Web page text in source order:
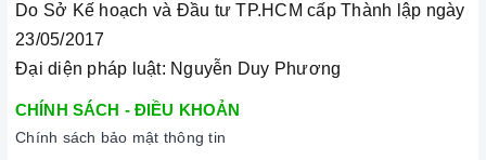
Do Sở Kế hoạch và Đầu tư TP.HCM cấp Thành lập ngày
23/05/2017
Đại diện pháp luật: Nguyễn Duy Phương
CHÍNH SÁCH - ĐIỀU KHOẢN
Chính sách bảo mật thông tin